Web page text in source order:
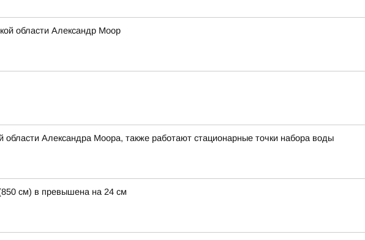
области Александр Моор
Александра Моора, также работают стационарные точки набора воды
см) в превышена на 24 см